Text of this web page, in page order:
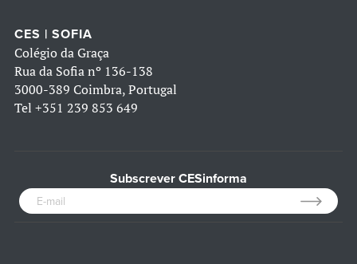
CES | SOFIA
Colégio da Graça
Rua da Sofia nº 136-138
3000-389 Coimbra, Portugal
Tel +351 239 853 649
Subscrever CESinforma